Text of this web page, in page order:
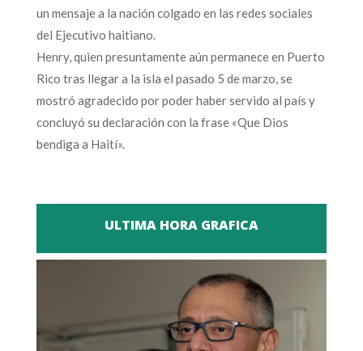
un mensaje a la nación colgado en las redes sociales
del Ejecutivo haitiano.
Henry, quien presuntamente aún permanece en Puerto
Rico tras llegar a la isla el pasado 5 de marzo, se
mostró agradecido por poder haber servido al país y
concluyó su declaración con la frase «Que Dios
bendiga a Haití».
ULTIMA HORA GRAFICA